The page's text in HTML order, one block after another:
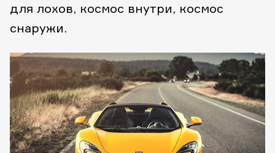
для лохов, космос внутри, космос
снаружи.